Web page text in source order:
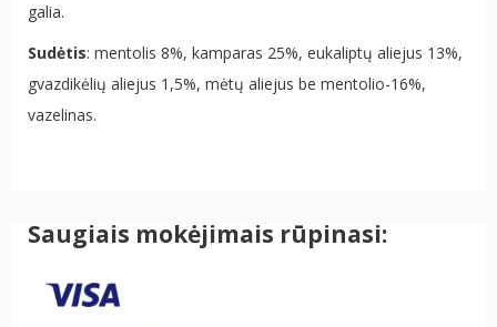
galia.
Sudėtis: mentolis 8%, kamparas 25%, eukaliptų aliejus 13%,
gvazdikėlių aliejus 1,5%, mėtų aliejus be mentolio-16%,
vazelinas.
Saugiais mokėjimais rūpinasi: